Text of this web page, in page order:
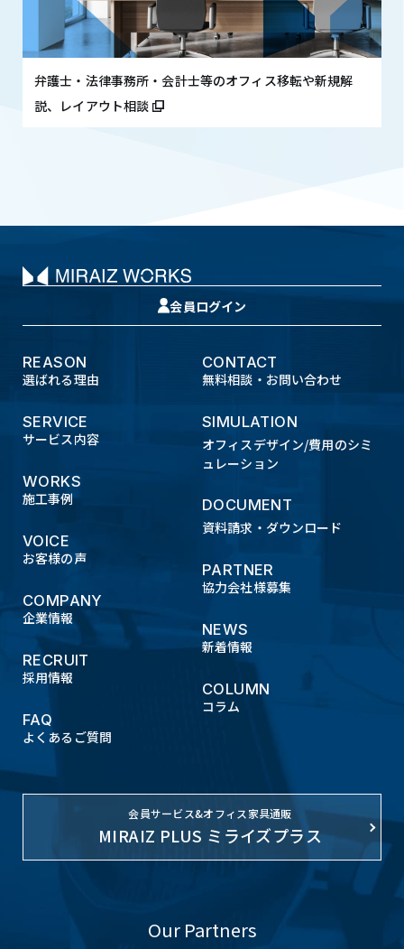
弁護士・法律事務所・会計士等のオフィス移転や新規解
説、レイアウト相談
会員ログイン
REASON
選ばれる理由
SERVICE
サービス内容
WORKS
施工事例
VOICE
お客様の声
COMPANY
企業情報
RECRUIT
採用情報
FAQ
よくあるご質問
CONTACT
無料相談・お問い合わせ
SIMULATION
オフィスデザイン/費用のシミ
ュレーション
DOCUMENT
資料請求・ダウンロード
PARTNER
協力会社様募集
NEWS
新着情報
COLUMN
コラム
会員サービス&オフィス家具通販
MIRAIZ PLUS ミライズプラス
Our Partners